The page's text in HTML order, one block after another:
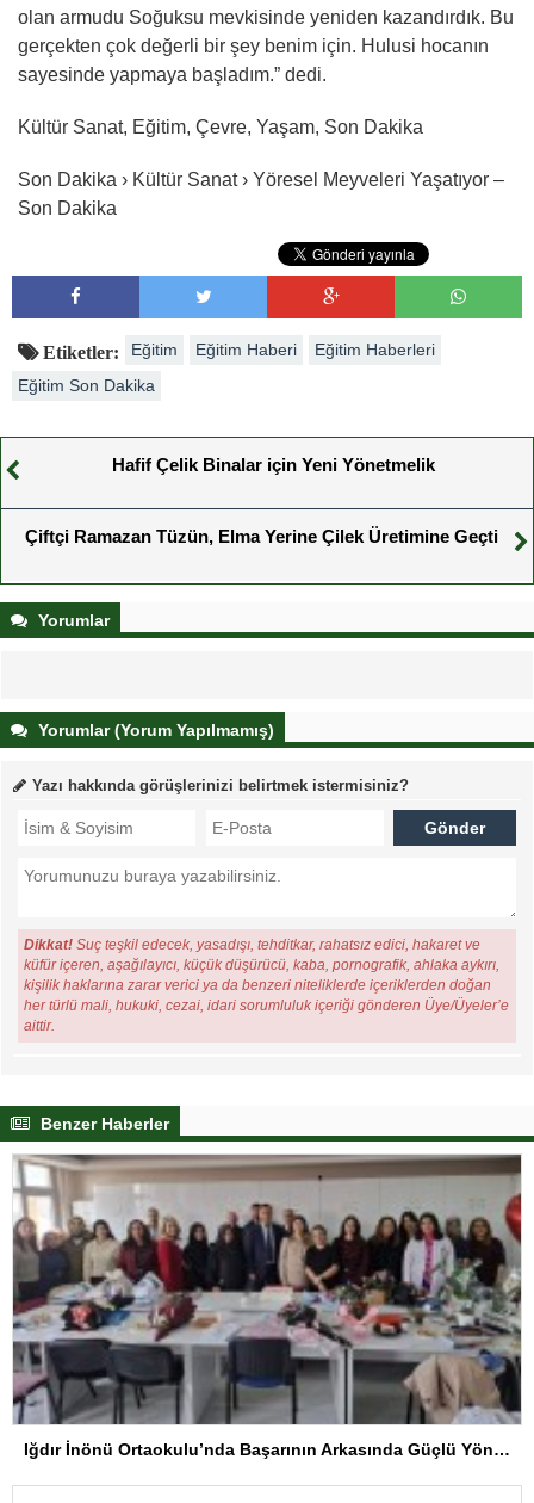
olan armudu Soğuksu mevkisinde yeniden kazandırdık. Bu
gerçekten çok değerli bir şey benim için. Hulusi hocanın
sayesinde yapmaya başladım.” dedi.
Kültür Sanat, Eğitim, Çevre, Yaşam, Son Dakika
Son Dakika › Kültür Sanat › Yöresel Meyveleri Yaşatıyor –
Son Dakika
Etiketler: Eğitim Eğitim Haberi
Eğitim Haberleri
Eğitim Son Dakika
Hafif Çelik Binalar için Yeni Yönetmelik
Çiftçi Ramazan Tüzün, Elma Yerine Çilek Üretimine Geçti
Yorumlar
Yorumlar (Yorum Yapılmamış)
Yazı hakkında görüşlerinizi belirtmek istermisiniz?
Dikkat! Suç teşkil edecek, yasadışı, tehditkar, rahatsız edici, hakaret ve
küfür içeren, aşağılayıcı, küçük düşürücü, kaba, pornografik, ahlaka aykırı,
kişilik haklarına zarar verici ya da benzeri niteliklerde içeriklerden doğan
her türlü mali, hukuki, cezai, idari sorumluluk içeriği gönderen Üye/Üyeler’e
aittir.
Benzer Haberler
Iğdır İnönü Ortaokulu’nda Başarının Arkasında Güçlü Yönetim ve Özverili Eğitim Kadrosu Bulunuyor